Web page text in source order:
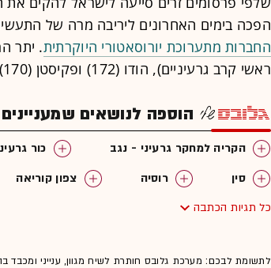
הפכה בימים האחרונים ליריבה מרה של
החברות מתערוכת יורוסאטורי היוקרתית
ראשי קרב גרעיניים), הודו (172) ופקיסטן (170).
הוספה לנושאים
הקריה למחקר גרעיני - נגב כור
סין
רוסיה צפון קוריאה
נשק גרעיני
כל תגיות הכתבה
לתשומת לבכם: מערכת גלובס חותרת לשיח מגוון, ענייני ומכבד